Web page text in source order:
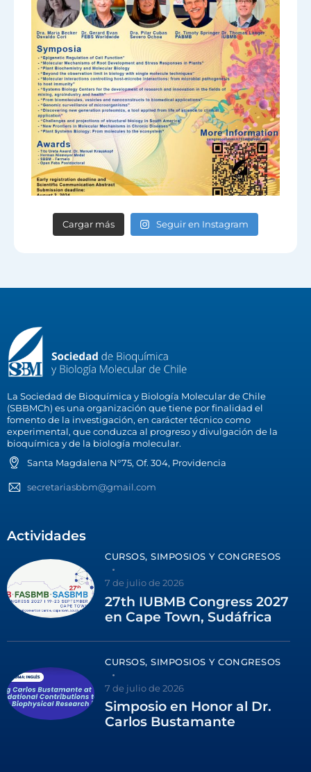
Cargar más Seguir en Instagram
La Sociedad de Bioquímica y Biología Molecular de Chile
(SBBMCh) es una organización que tiene por finalidad el
fomento de la investigación, en carácter técnico como
experimental, que conduzca al progreso y divulgación de la
bioquímica y de la biología molecular.
Santa Magdalena N°75, Of. 304, Providencia
secretariasbbm@gmail.com
Actividades
CURSOS, SIMPOSIOS Y CONGRESOS
7 de julio de 2026
27th IUBMB Congress 2027
en Cape Town, Sudáfrica
CURSOS, SIMPOSIOS Y CONGRESOS
7 de julio de 2026
Simposio en Honor al Dr.
Carlos Bustamante